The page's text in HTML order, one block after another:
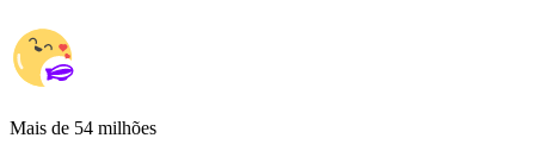
Mais de 54 milhões